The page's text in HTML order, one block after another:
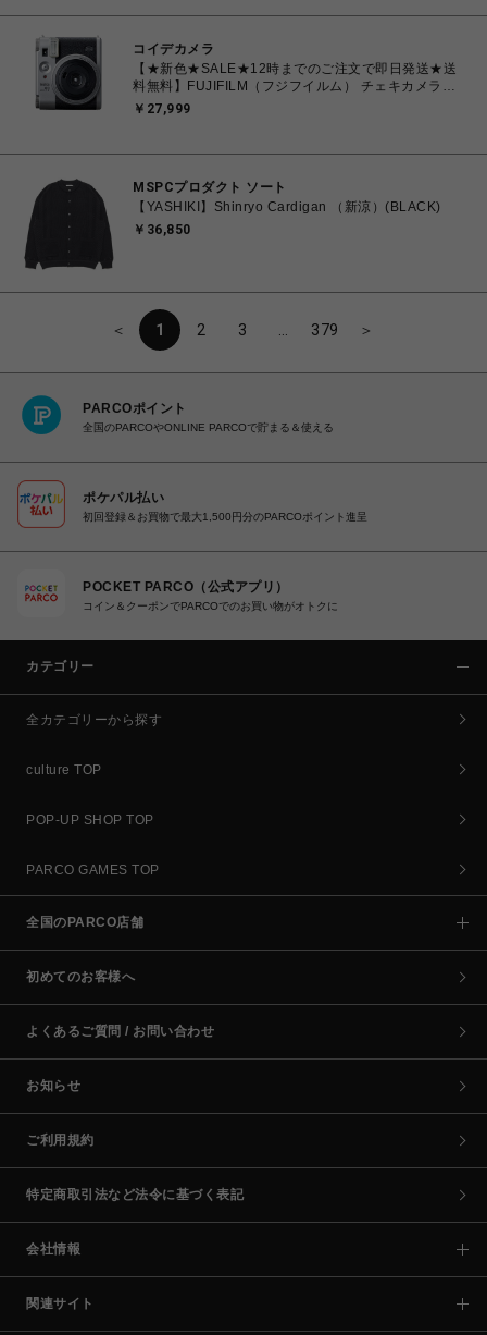
コイデカメラ
【★新色★SALE★12時までのご注文で即日発送★送
料無料】FUJIFILM（フジフイルム） チェキカメラ
INSTAX mini99 シルバー
￥27,999
MSPCプロダクト ソート
【YASHIKI】Shinryo Cardigan （新涼）(BLACK)
￥36,850
＜ 1 2 3 379 ＞
PARCOポイント
全国のPARCOやONLINE PARCOで貯まる＆使える
ポケパル払い
初回登録＆お買物で最大1,500円分のPARCOポイント進呈
POCKET PARCO（公式アプリ）
コイン＆クーポンでPARCOでのお買い物がオトクに
カテゴリー
全カテゴリーから探す
culture TOP
POP-UP SHOP TOP
PARCO GAMES TOP
全国のPARCO店舗
初めてのお客様へ
よくあるご質問 / お問い合わせ
お知らせ
ご利用規約
特定商取引法など法令に基づく表記
会社情報
関連サイト